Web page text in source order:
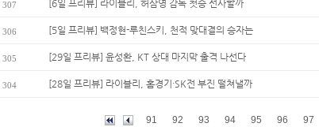
307 [6일 프리뷰] 라이블리, 허삼영 감독 첫승 선사할까
306 [5일 프리뷰] 백정현-루친스키, 천적 맞대결의 승자는
305 [29일 프리뷰] 윤성환, KT 상대 마지막 출격 나선다
304 [28일 프리뷰] 라이블리, 홈경기·SK전 부진 떨쳐낼까
91 92 93 94 95 96 97